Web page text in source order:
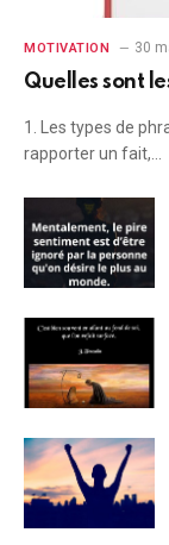
MOTIVATION 30
Quelles sont
1. Les types de
rapporter un fait,…